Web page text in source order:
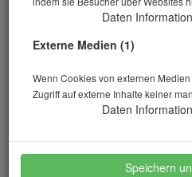
Balkenform 75x75x280
Daten
Externe Medien (1)
Wenn Cookies von externen
Zugriff auf externe Inhalte keiner
Daten
Speichern